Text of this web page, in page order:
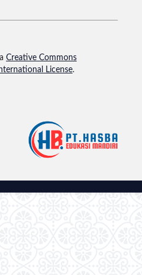
Creative Commons
License.